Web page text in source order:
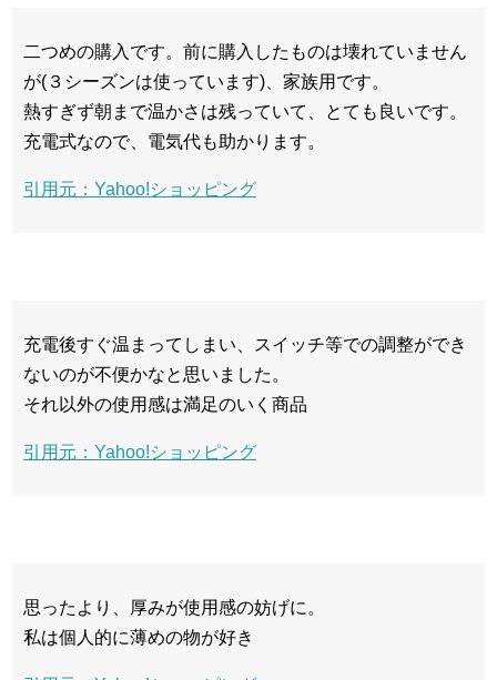
二つめの購入です。前に購入したものは壊れていません
が(３シーズンは使っています)、家族用です。
熱すぎず朝まで温かさは残っていて、とても良いです。
充電式なので、電気代も助かります。
引用元：Yahoo!ショッピング
充電後すぐ温まってしまい、スイッチ等での調整ができ
ないのが不便かなと思いました。
それ以外の使用感は満足のいく商品
引用元：Yahoo!ショッピング
思ったより、厚みが使用感の妨げに。
私は個人的に薄めの物が好き